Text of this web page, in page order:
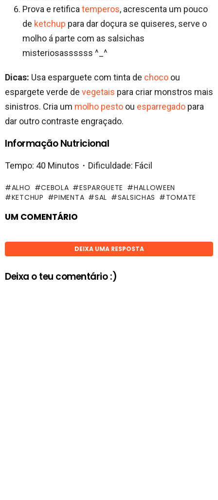
Prova e retifica temperos, acrescenta um pouco
de ketchup para dar doçura se quiseres, serve o
molho á parte com as salsichas
misteriosassssss ^_^
Dicas: Usa esparguete com tinta de choco ou
espargete verde de vegetais para criar monstros mais
sinistros. Cria um molho pesto ou esparregado para
dar outro contraste engraçado.
Informação Nutricional
Tempo: 40 Minutos・Dificuldade: Fácil
ALHO CEBOLA ESPARGUETE
HALLOWEEN
KETCHUP
PIMENTA SAL SALSICHAS TOMATE
UM COMENTÁRIO
DEIXA UMA RESPOSTA
Deixa o teu comentário :)